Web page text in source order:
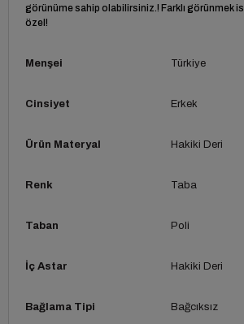
görünüme sahip olabilirsiniz.! Farklı görünmek
özel!
Menşei Türkiye
Cinsiyet Erkek
Ürün Materyal Hakiki Deri
Renk Taba
Taban Poli
İç Astar Hakiki Deri
Bağlama Tipi Bağcıksız